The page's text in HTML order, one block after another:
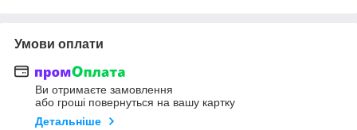
Умови оплати
Ви отримаєте замовлення
або гроші повернуться на вашу картку
Детальніше